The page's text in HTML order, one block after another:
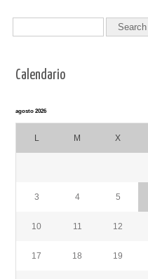
Calendario
agosto 2026
L M X
3 4 5
10 11 12
17 18 19